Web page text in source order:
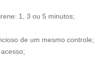
1, 3 ou 5 minutos;
de um mesmo controle;